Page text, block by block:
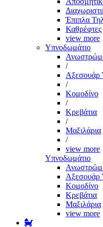
Έπιπλα
Καθρέφτες
view more
Υπνοδωμάτιο
/
Αξεσουάρ
/
Κομοδίνο
/
Κρεβάτια
/
Μαξιλάρια
/
view more
Υπνοδωμάτιο
Αξεσουάρ
Κομοδίνο
Κρεβάτια
Μαξιλάρια
view more